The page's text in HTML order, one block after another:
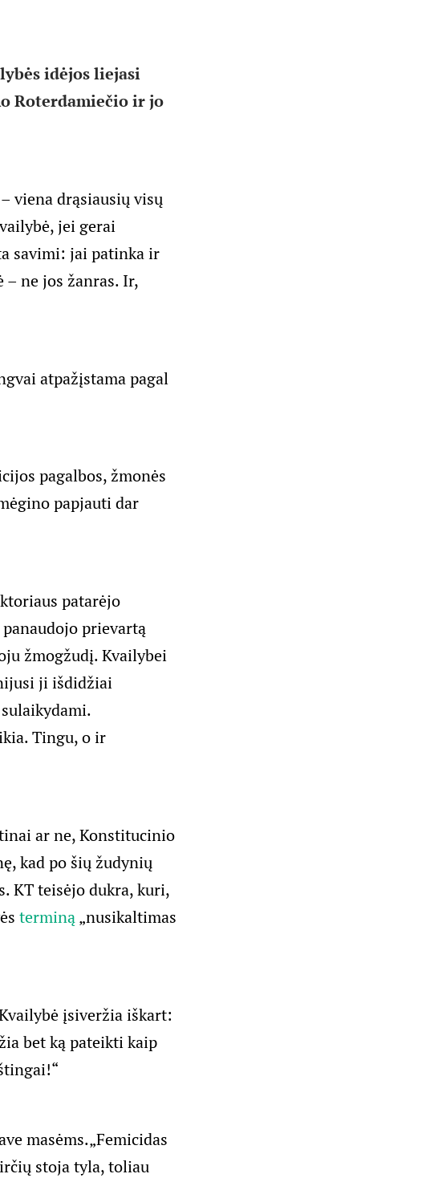
idėjos liejasi
Roterdamiečio ir jo
viena drąsiausių visų
jei gerai
savimi: jai patinka ir
ne jos žanras. Ir,
atpažįstama pagal
pagalbos, žmonės
papjauti dar
patarėjo
prievartą
žmogžudį. Kvailybei
ji išdidžiai
Tingu, o ir
ar ne, Konstitucinio
kad po šių žudynių
KT teisėjo dukra, kuri,
terminą„nusikaltimas
įsiveržia iškart:
bet ką pateikti kaip
masėms.„Femicidas
stoja tyla, toliau